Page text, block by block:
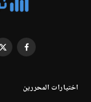
فيسبوك X
اختيارات المحررين